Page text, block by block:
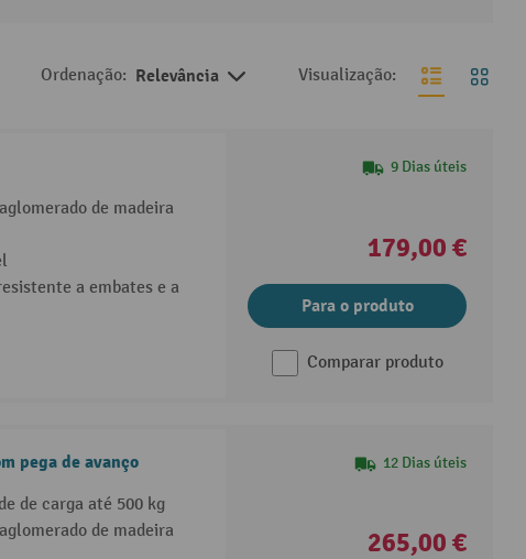
Ordenação: Relevância Visualização:
de madeira
a embates e a
9 Dias úteis
179,00 €
Para o produto
Comparar produto
pega de avanço
de carga até 500 kg
de madeira
12 Dias úteis
265,00 €